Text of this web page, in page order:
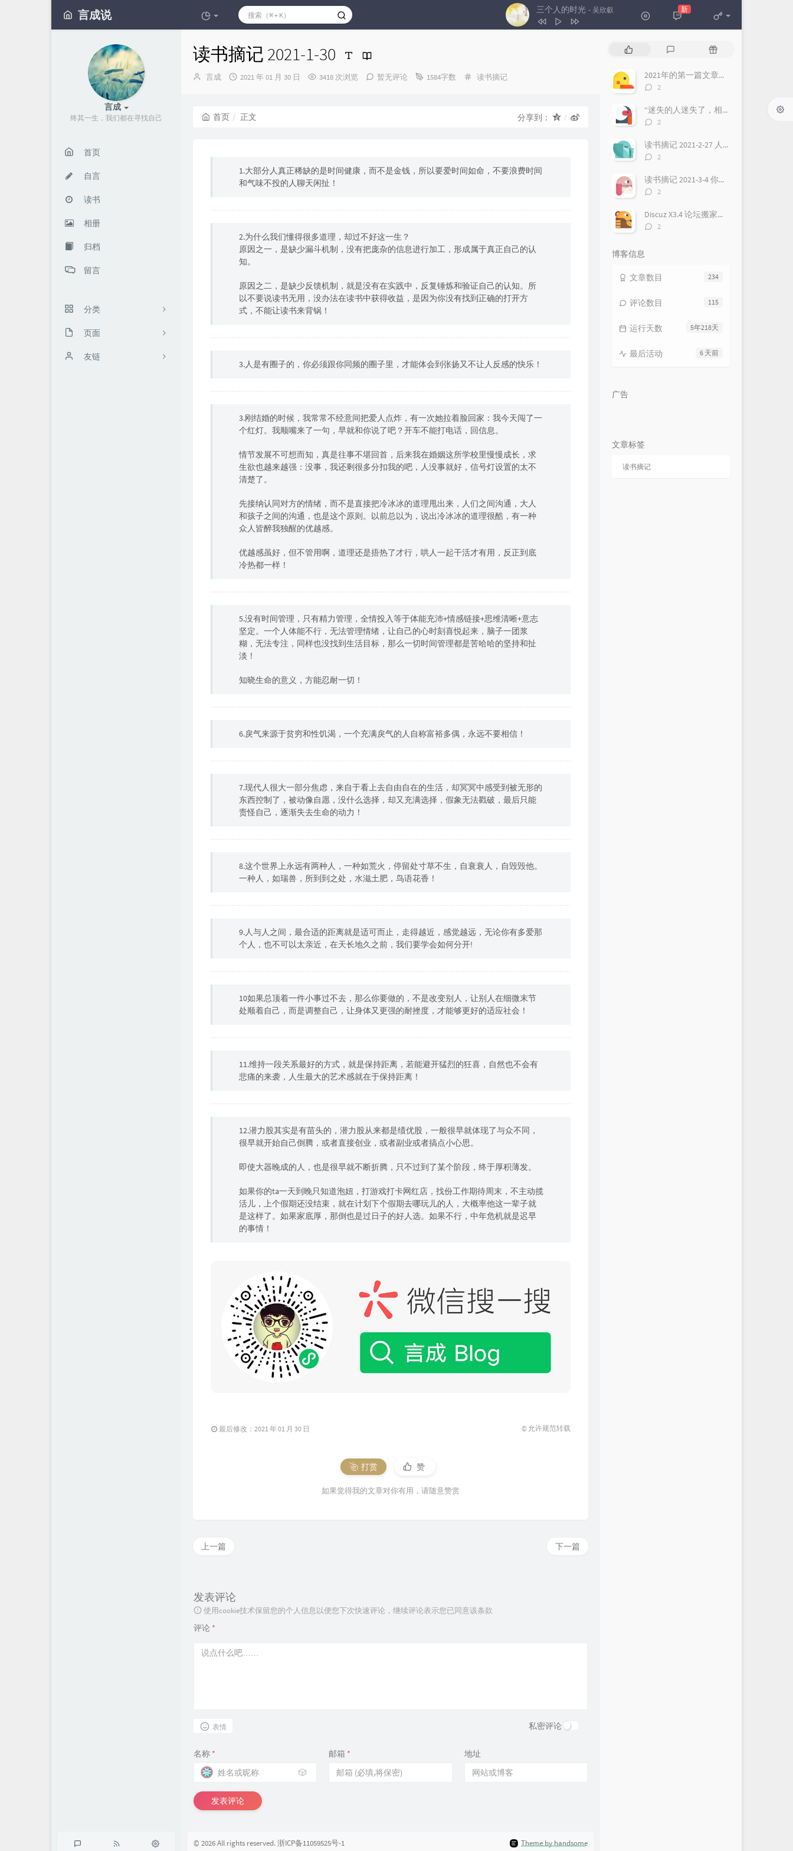
言成说 三个人的时光 - 吴欣叡
雷婷
Yanni
5 溪行桃花源 李志辉
姜育恒
新
言成
终其一生，我们都在寻找自己
首页
自言
读书
相册
归档
留言
分类
53
2
页面
关于我
友链
读书摘记 2021-1-30
博
言成
发
2021 年 01 月 30 日 3418 次浏览 暂无评论 1584字数
分
读书摘记
首页 正文 分享到：
1.大部分人真正稀缺的是时间健康，而不是金钱，所以要爱时间如命，不要浪费时间
和气味不投的人聊天闲扯！
2.为什么我们懂得很多道理，却过不好这一生？
原因之一，是缺少漏斗机制，没有把庞杂的信息进行加工，形成属于真正自己的认
知。
原因之二，是缺少反馈机制，就是没有在实践中，反复锤炼和验证自己的认知。所
以不要说读书无用，没办法在读书中获得收益，是因为你没有找到正确的打开方
式，不能让读书来背锅！
3.人是有圈子的，你必须跟你同频的圈子里，才能体会到张扬又不让人反感的快乐！
3.刚结婚的时候，我常常不经意间把爱人点炸，有一次她拉着脸回家：我今天闯了一
个红灯。我顺嘴来了一句，早就和你说了吧？开车不能打电话，回信息。
情节发展不可想而知，真是往事不堪回首，后来我在婚姻这所学校里慢慢成长，求
生欲也越来越强：没事，我还剩很多分扣我的吧，人没事就好，信号灯设置的太不
清楚了。
先接纳认同对方的情绪，而不是直接把冷冰冰的道理甩出来，人们之间沟通，大人
和孩子之间的沟通，也是这个原则。以前总以为，说出冷冰冰的道理很酷，有一种
众人皆醉我独醒的优越感。
优越感虽好，但不管用啊，道理还是捂热了才行，哄人一起干活才有用，反正到底
冷热都一样！
5.没有时间管理，只有精力管理，全情投入等于体能充沛+情感链接+思维清晰+意志
坚定。一个人体能不行，无法管理情绪，让自己的心时刻喜悦起来，脑子一团浆
糊，无法专注，同样也没找到生活目标，那么一切时间管理都是苦哈哈的坚持和扯
淡！
知晓生命的意义，方能忍耐一切！
6.戾气来源于贫穷和性饥渴，一个充满戾气的人自称富裕多偶，永远不要相信！
7.现代人很大一部分焦虑，来自于看上去自由自在的生活，却冥冥中感受到被无形的
东西控制了，被动像自愿，没什么选择，却又充满选择，假象无法戳破，最后只能
责怪自己，逐渐失去生命的动力！
8.这个世界上永远有两种人，一种如荒火，停留处寸草不生，自衰衰人，自毁毁他。
一种人，如瑞兽，所到到之处，水滋土肥，鸟语花香！
9.人与人之间，最合适的距离就是适可而止，走得越近，感觉越远，无论你有多爱那
个人，也不可以太亲近，在天长地久之前，我们要学会如何分开!
10如果总顶着一件小事过不去，那么你要做的，不是改变别人，让别人在细微末节
处顺着自己，而是调整自己，让身体又更强的耐挫度，才能够更好的适应社会！
11.维持一段关系最好的方式，就是保持距离，若能避开猛烈的狂喜，自然也不会有
悲痛的来袭，人生最大的艺术感就在于保持距离！
12.潜力股其实是有苗头的，潜力股从来都是绩优股，一般很早就体现了与众不同，
很早就开始自己倒腾，或者直接创业，或者副业或者搞点小心思。
即使大器晚成的人，也是很早就不断折腾，只不过到了某个阶段，终于厚积薄发。
如果你的ta一天到晚只知道泡妞，打游戏打卡网红店，找份工作期待周末，不主动揽
活儿，上个假期还没结束，就在计划下个假期去哪玩儿的人，大概率他这一辈子就
是这样了。如果家底厚，那倒也是过日子的好人选。如果不行，中年危机就是迟早
的事情！
最后修改：2021 年 01 月 30 日 © 允许规范转载
打赏 赞
如果觉得我的文章对你有用，请随意赞赏
下一篇
上一篇
发表评论
使用cookie技术保留您的个人信息以便您下次快速评论，继续评论表示您已同意该条款
评论 *
表情 私密评论
名称 *
🎲
邮箱 * 地址
发表评论
章
评
随
文2021年的第一篇文章（为什么要建立本博客？）
评
数：
2
“迷失的人迷失了，相逢的人会再相逢”，这句话，至少有三层含义
评
数：
2
读书摘记 2021-2-27 人生每一次进阶，都需要更换操作系统，最好把过去都遗忘！
评
数：
2
读书摘记 2021-3-4 你最终会成为你想要的样子，如果你真的非常想，虽然听起来有点违心，但是强大的愿望确实非常重要！
评
数：
2
Discuz X3.4 论坛搬家换域名 整站迁移过程
评
2
博客信息
234
文章数目
115
评论数目
5年218天
运行天数
6 天前
最后活动
广告
文章标签
读书摘记
Theme by handsome
© 2026 All rights reserved.浙ICP备11059525号-1